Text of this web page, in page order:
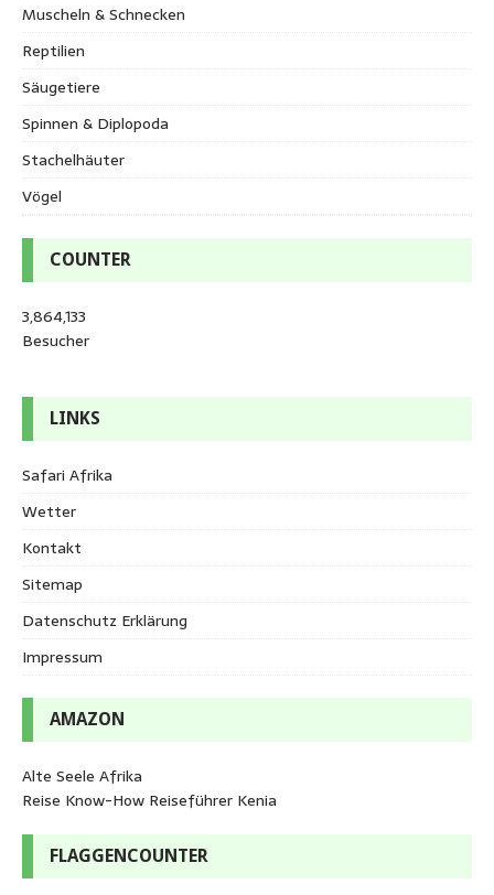
Muscheln & Schnecken
Reptilien
Säugetiere
Spinnen & Diplopoda
Stachelhäuter
Vögel
COUNTER
3,864,133
Besucher
LINKS
Safari Afrika
Wetter
Kontakt
Sitemap
Datenschutz Erklärung
Impressum
AMAZON
Alte Seele Afrika
Reise Know-How Reiseführer Kenia
FLAGGENCOUNTER